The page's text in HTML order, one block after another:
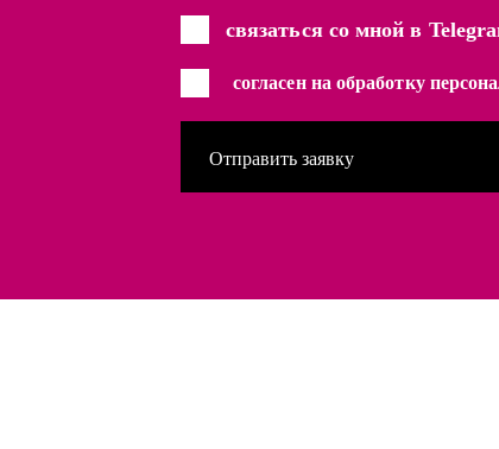
связаться со мной в
согласен на обработку